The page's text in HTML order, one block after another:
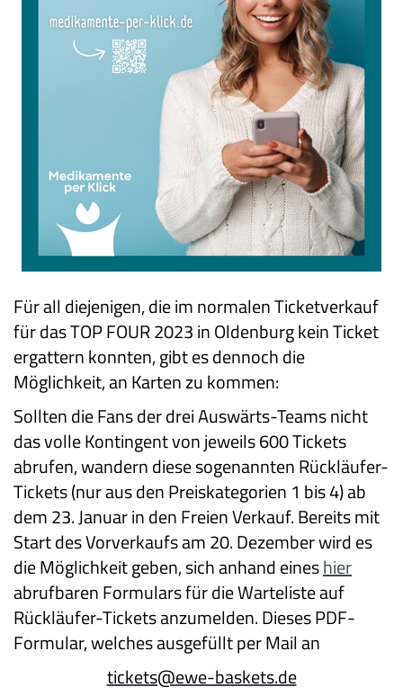
Für all diejenigen, die im normalen Ticketverkauf
für das TOP FOUR 2023 in Oldenburg kein Ticket
ergattern konnten, gibt es dennoch die
Möglichkeit, an Karten zu kommen:
Sollten die Fans der drei Auswärts-Teams nicht
das volle Kontingent von jeweils 600 Tickets
abrufen, wandern diese sogenannten Rückläufer-
Tickets (nur aus den Preiskategorien 1 bis 4) ab
dem 23. Januar in den Freien Verkauf. Bereits mit
Start des Vorverkaufs am 20. Dezember wird es
die Möglichkeit geben, sich anhand eineshier
abrufbaren Formulars für die Warteliste auf
Rückläufer-Tickets anzumelden. Dieses PDF-
Formular, welches ausgefüllt per Mail an
tickets@ewe-baskets.de